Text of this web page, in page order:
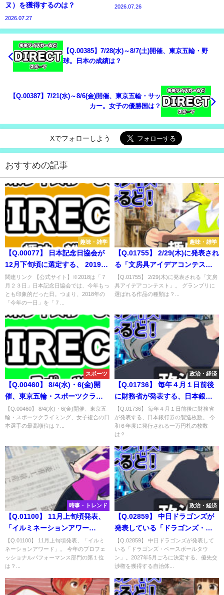
ヌ）を獲得するのは？
2026.07.27
2026.07.26
【Q.00385】7/28(水)～8/7(土)開催、東京五輪・野
球。日本の成績は？
【Q.00387】7/21(水)～8/6(金)開催、東京五輪・サッ
カー。女子の優勝国は？
Xでフォローしよう
おすすめの記事
趣味・雑学
【Q.00077】 日本記念日協会が
12月下旬頃に選定する、 2019年
のもっとも印象的だった日「今
年の一日」は？
関連リンク 【公式サイト】※2018は「７
月２３日」日本記念日協会では、今年もっ
とも印象的だった日。つまり、2018年の
「今年の一日」を「７...
趣味・雑学
【Q.01755】 2/29(木)に発表され
る「文房具アイデアコンテス
ト」。 グランプリに選ばれる作
品の種類は？
【Q.01755】 2/29(木)に発表される「文房
具アイデアコンテスト」。 グランプリに
選ばれる作品の種類は？...
スポーツ
【Q.00460】 8/4(水)・6(金)開
催、東京五輪・スポーツクライ
ミング、女子複合の日本選手の
最高順位は？
【Q.00460】 8/4(水)・6(金)開催、東京五
輪・スポーツクライミング、女子複合の日
本選手の最高順位は？...
政治・経済
【Q.01736】 毎年４月１日前後
に財務省が発表する、日本銀行
券の製造枚数。 令和６年度に発
行される一万円札の枚数は？
【Q.01736】 毎年４月１日前後に財務省
が発表する、日本銀行券の製造枚数。 令
和６年度に発行される一万円札の枚数
は？...
時事・トレンド
【Q.01100】 11月上旬頃発表、
「イルミネーションアワー
ド」。 今年のプロフェッショナ
ルパフォーマンス部門の第１位
は？
【Q.01100】 11月上旬頃発表、「イルミ
ネーションアワード」。 今年のプロフェ
ッショナルパフォーマンス部門の第１位
は？...
政治・経済
【Q.02859】 中日ドラゴンズが
発表している「ドラゴンズ・ベ
ースボールタウン」。2027年5月
ごろに決定する、優先交渉権を
獲得する自治体は？
【Q.02859】 中日ドラゴンズが発表して
いる「ドラゴンズ・ベースボールタウ
ン」。2027年5月ごろに決定する、優先交
渉権を獲得する自治体...